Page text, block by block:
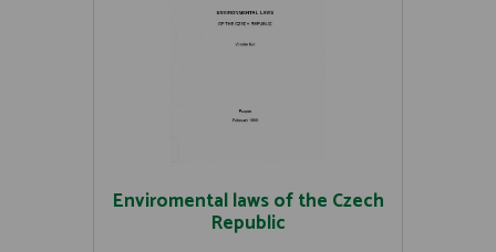
Enviromental laws of the Czech
Republic